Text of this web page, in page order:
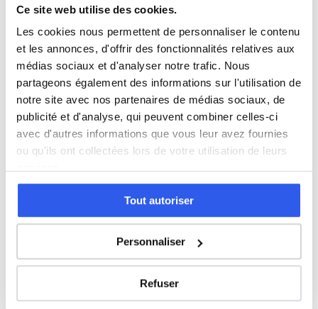
Ce site web utilise des cookies.
Les cookies nous permettent de personnaliser le contenu
et les annonces, d'offrir des fonctionnalités relatives aux
médias sociaux et d'analyser notre trafic. Nous
partageons également des informations sur l'utilisation de
notre site avec nos partenaires de médias sociaux, de
publicité et d'analyse, qui peuvent combiner celles-ci
avec d'autres informations que vous leur avez fournies
ou qu'ils ont collectées lors de votre utilisation de leurs
Tout autoriser
Personnaliser
Refuser
3ème (Collège)
Seconde (Lycée)
Première (Lycée)
Études supérieures (Supérieur & Adultes)
⭐
324+ familles accompagnées à Saint-André